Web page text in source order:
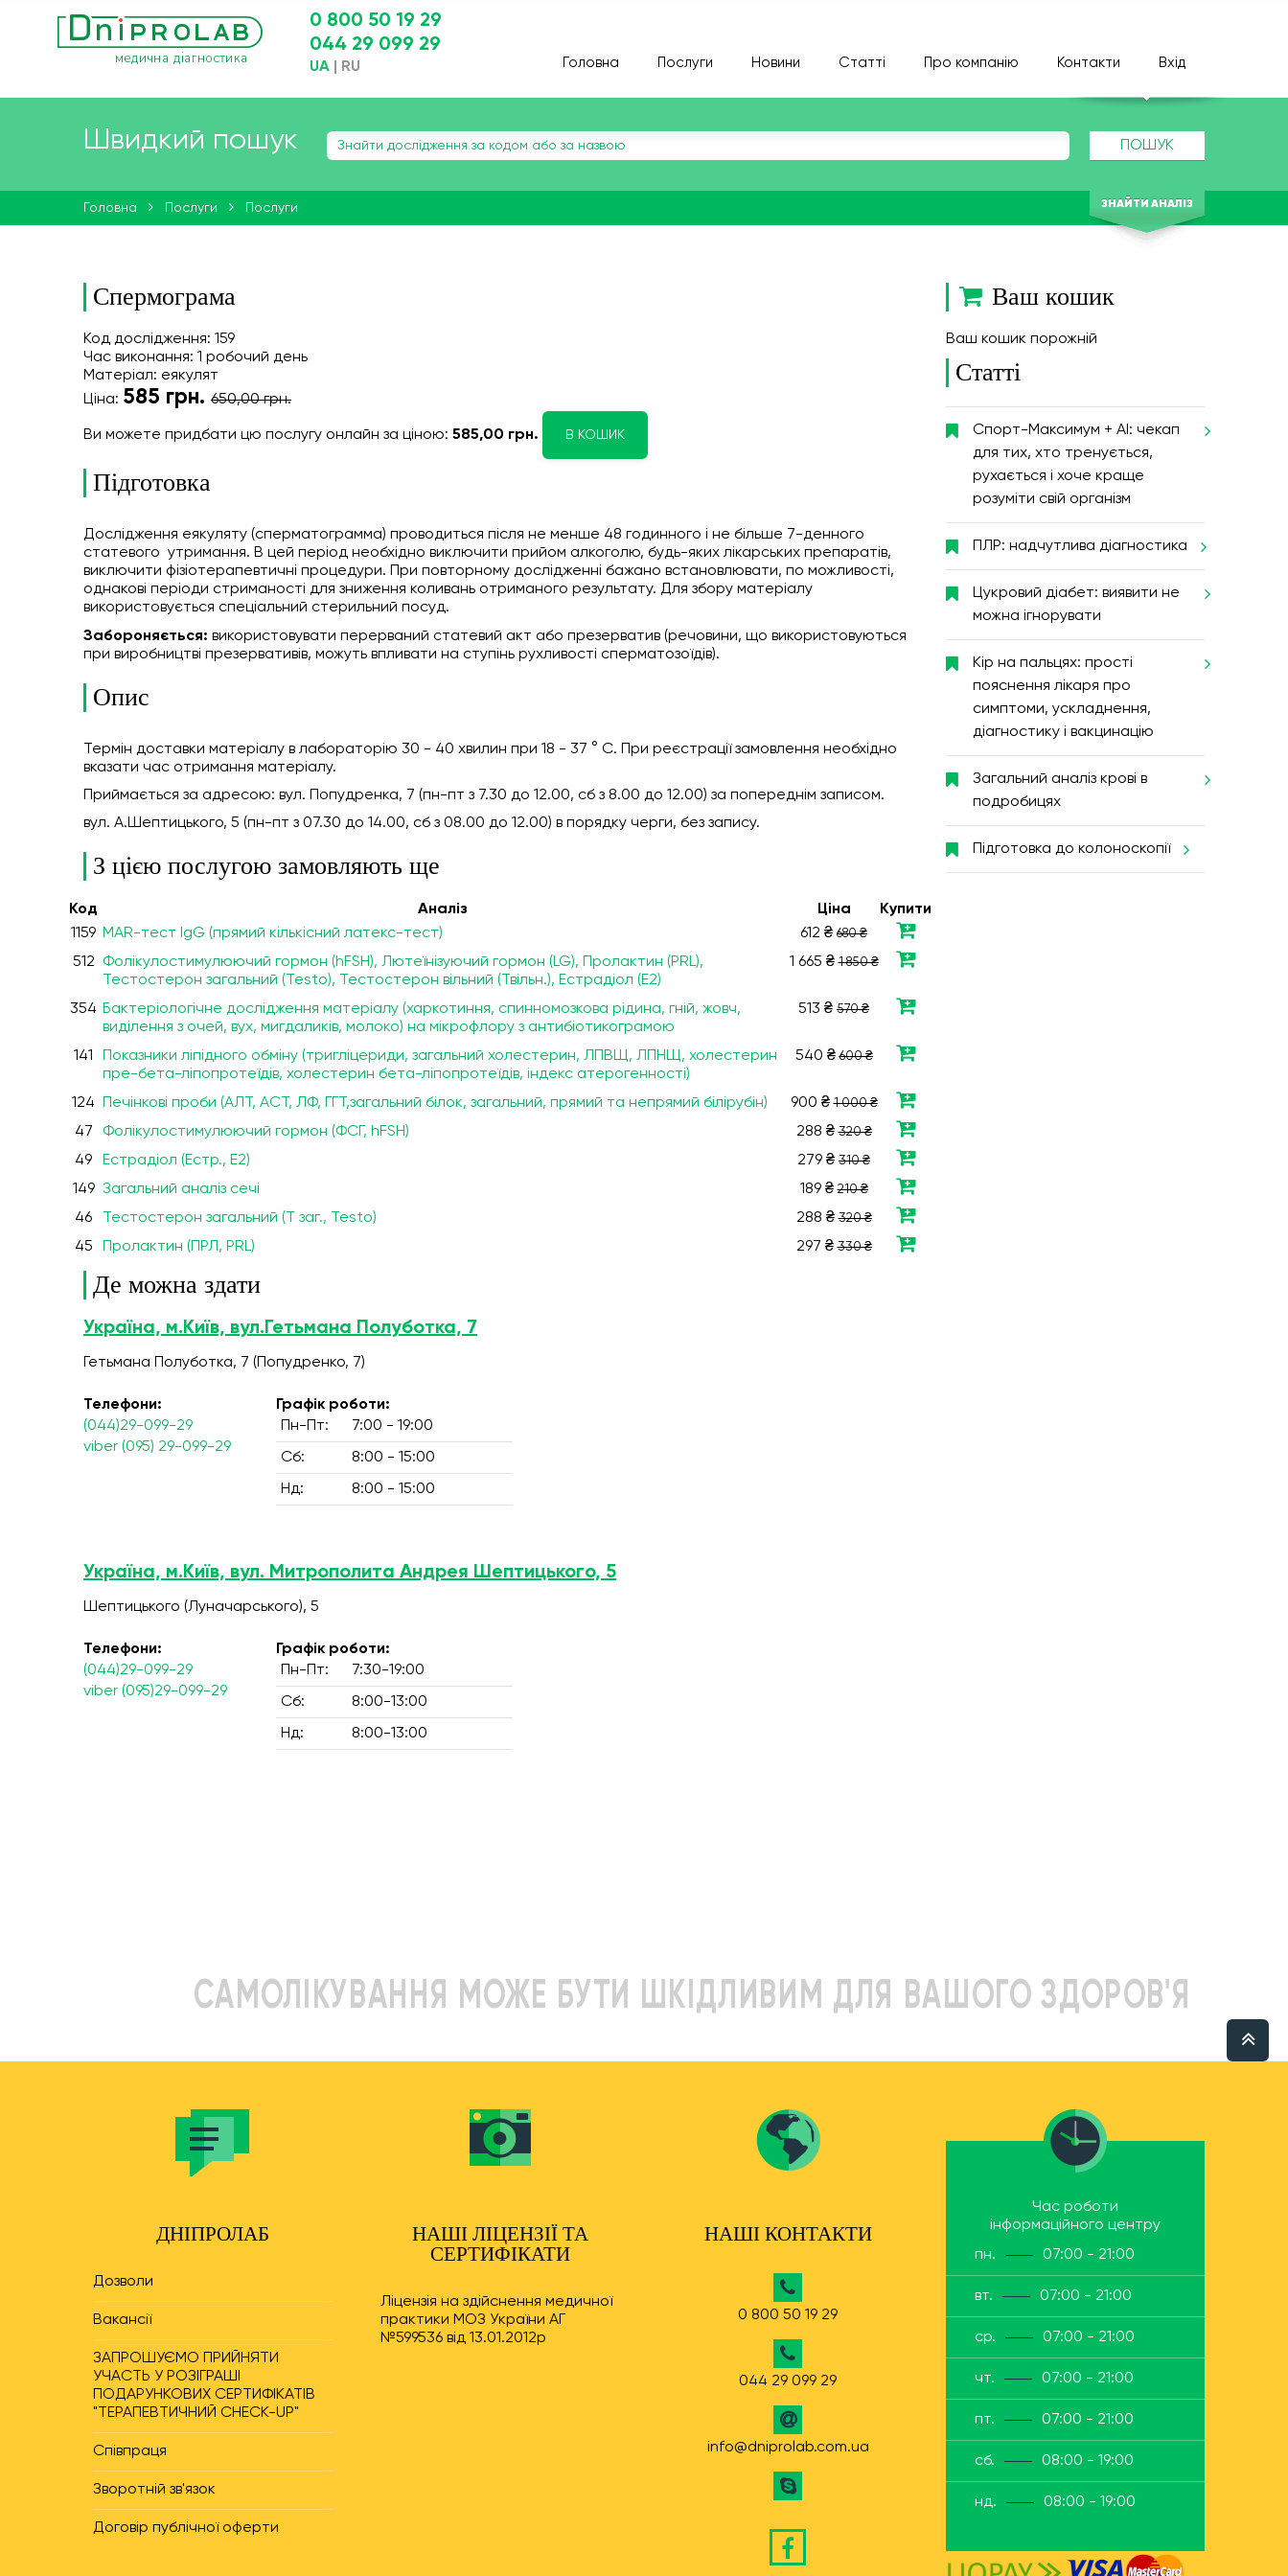
0 800 50 19 29
044 29 099 29
UA RU Головна Послуги Новини Статті Про компанію Контакти Вхід
Швидкий пошук ПОШУК
ЗНАЙТИ АНАЛІЗ
Головна Послуги Послуги
Спермограма
Код дослідження: 159
Час виконання: 1 робочий день
Матеріал: еякулят
Ціна: 585 грн. 650,00 грн.
Ви можете придбати цю послугу онлайн за ціною: 585,00 грн. В КОШИК
Підготовка
Дослідження еякуляту (сперматограмма) проводиться після не менше 48 годинного і не більше 7-денного
статевого утримання. В цей період необхідно виключити прийом алкоголю, будь-яких лікарських препаратів,
виключити фізіотерапевтичні процедури. При повторному дослідженні бажано встановлювати, по можливості,
однакові періоди стриманості для зниження коливань отриманого результату. Для збору матеріалу
використовується спеціальний стерильний посуд.
Забороняється: використовувати перерваний статевий акт або презерватив (речовини, що використовуються
при виробництві презервативів, можуть впливати на ступінь рухливості сперматозоїдів).
Опис
Термін доставки матеріалу в лабораторію 30 - 40 хвилин при 18 - 37 ° C. При реєстрації замовлення необхідно
вказати час отримання матеріалу.
Приймається за адресою: вул. Попудренка, 7 (пн-пт з 7.30 до 12.00, сб з 8.00 до 12.00) за попереднім записом.
вул. А.Шептицького, 5 (пн-пт з 07.30 до 14.00, сб з 08.00 до 12.00) в порядку черги, без запису.
З цією послугою замовляють ще
Код Аналiз Ціна
Купити
1159 MAR-тест IgG (прямий кількісний латекс-тест) 612 ₴ 680 ₴
512 Фолікулостимулюючий гормон (hFSH), Лютеїнізуючий гормон (LG), Пролактин (PRL),
Тестостерон загальний (Testo), Тестостерон вільний (Твільн.), Естрадіол (Е2)
1 665 ₴1 850 ₴
354 Бактеріологічне дослідження матеріалу (харкотиння, спинномозкова рідина, гній, жовч,
виділення з очей, вух, мигдаликів, молоко) на мікрофлору з антибіотикограмою
513 ₴ 570 ₴
141
Показники ліпідного обміну (тригліцериди, загальний холестерин, ЛПВЩ, ЛПНЩ, холестерин
пре-бета-ліпопротеїдів, холестерин бета-ліпопротеїдів, індекс атерогенності)
540 ₴600 ₴
124 Печінкові проби (АЛТ, АСТ, ЛФ, ГГТ,загальний білок, загальний, прямий та непрямий білірубін) 900 ₴1 000 ₴
47 Фолікулостимулюючий гормон (ФСГ, hFSH) 288 ₴320 ₴
49 Естрадіол (Естр., Е2) 279 ₴ 310 ₴
149 Загальний аналіз сечі 189 ₴210 ₴
46 Тестостерон загальний (Т заг., Testo) 288 ₴320 ₴
45 Пролактин (ПРЛ, PRL) 297 ₴330 ₴
Де можна здати
Україна, м.Київ, вул.Гетьмана Полуботка, 7
Гетьмана Полуботка, 7 (Попудренко, 7)
Телефони:
(044)29-099-29
viber (095) 29-099-29
Графік роботи:
Пн-Пт:
7:00 - 19:00
Сб: 8:00 - 15:00
Нд: 8:00 - 15:00
Україна, м.Київ, вул. Митрополита Андрея Шептицького, 5
Шептицького (Луначарського), 5
Телефони:
(044)29-099-29
viber (095)29-099-29
Графік роботи:
Пн-Пт:
7:30-19:00
Сб: 8:00-13:00
Нд: 8:00-13:00
Ваш кошик
Ваш кошик порожній
Статті
Спорт-Максимум + AI: чекап
для тих, хто тренується,
рухається і хоче краще
розуміти свій організм
ПЛР: надчутлива діагностика
Цукровий діабет: виявити не
можна ігнорувати
Кір на пальцях: прості
пояснення лікаря про
симптоми, ускладнення,
діагностику і вакцинацію
Загальний аналіз крові в
подробицях
Підготовка до колоноскопії
САМОЛІКУВАННЯ МОЖЕ БУТИ ШКІДЛИВИМ ДЛЯ ВАШОГО ЗДОРОВ'Я
ДНІПРОЛАБ
Дозволи
Вакансії
ЗАПРОШУЄМО ПРИЙНЯТИ
УЧАСТЬ У РОЗІГРАШІ
ПОДАРУНКОВИХ СЕРТИФІКАТІВ
"ТЕРАПЕВТИЧНИЙ CHECK-UP"
Співпраця
Зворотній зв'язок
Договір публічної оферти
НАШІ ЛІЦЕНЗІЇ ТА
СЕРТИФІКАТИ
Ліцензія на здійснення медичної
практики МОЗ України АГ
№599536 від 13.01.2012р
НАШІ КОНТАКТИ
0 800 50 19 29
044 29 099 29
info@dniprolab.com.ua
Час роботи
інформаційного центру
пн.
07:00 - 21:00
вт. 07:00 - 21:00
ср. 07:00 - 21:00
чт. 07:00 - 21:00
пт. 07:00 - 21:00
сб. 08:00 - 19:00
нд. 08:00 - 19:00